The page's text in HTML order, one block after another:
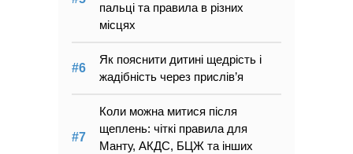
пальці та правила в різних
місцях
Як пояснити дитині щедрість і
жадібність через прислів’я
Коли можна митися після
щеплень: чіткі правила для
Манту, АКДС, БЦЖ та інших